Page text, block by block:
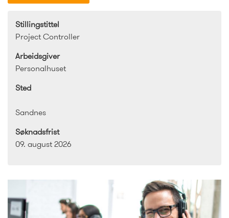
Stillingstittel
Project Controller
Arbeidsgiver
Personalhuset
Sted
Sandnes
Søknadsfrist
09. august 2026